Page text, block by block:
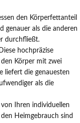
den Körperfettanteil
genauer als die anderen
durchfließt.
hochpräzise
Körper mit zwei
liefert die genauesten
als die
Ihren individuellen
Heimgebrauch sind